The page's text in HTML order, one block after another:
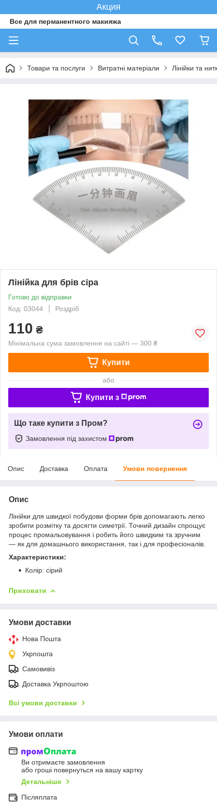
Акция
Все для перманентного макияжа
Товари та послуги Витратні матеріали Лінійки та
Лінійка для брів сіра
Готово до відправки
Код: 03044
Роздріб
110 ₴
Мінімальна сума замовлення на сайті — 300 ₴
Купити
або
Купити з
Що таке купити з Пром?
Замовлення під захистом
Опис Доставка Оплата Умови повернення
Опис
Лінійки для швидкої побудови форми брів допомагають легко
зробити розмітку та досягти симетрії. Точний дизайн спрощує
процес промальовування і робить його швидким та зручним
— як для домашнього використання, так і для професіоналів.
Характеристики:
Колір: сірий
Приховати
Умови доставки
Нова Пошта
Укрпошта
Самовивіз
Доставка Укрпоштою
Всі умови доставки
Умови оплати
Ви отримаєте замовлення
або гроші повернуться на вашу картку
Детальніше
Післяплата